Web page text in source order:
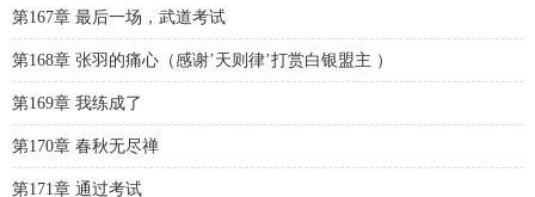
第167章 最后一场，武道考试
第168章 张羽的痛心（感谢’天则律’打赏白银盟主 ）
第169章 我练成了
第170章 春秋无尽禅
第171章 通过考试